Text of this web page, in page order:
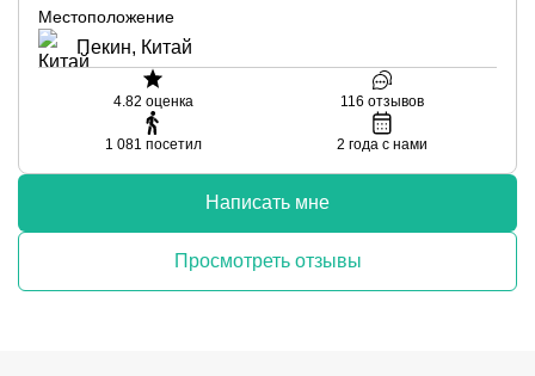
Местоположение
Пекин, Китай
4.82 оценка 116 отзывов
1 081 посетил 2 года с нами
Написать мне
Просмотреть отзывы